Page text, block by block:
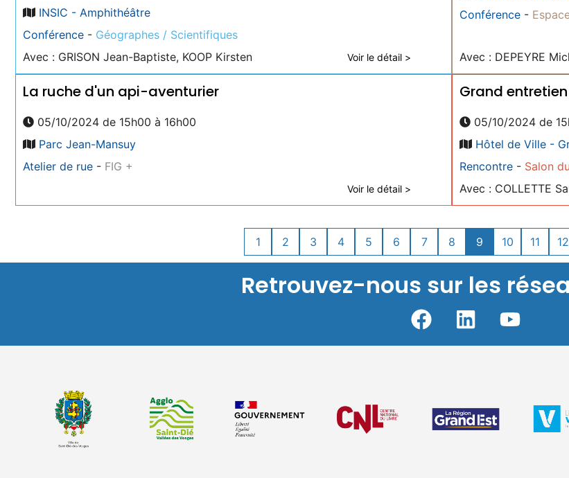
INSIC - Amphithéâtre
Conférence - Géographes / Scientifiques
Avec : GRISON Jean-Baptiste, KOOP Kirsten
Voir le détail >
Conférence -
Avec : DEPEYRE
La ruche d'un api-aventurier
05/10/2024 de 15h00 à 16h00
Parc Jean-Mansuy
Atelier de rue - FIG +
Voir le détail >
Grand
05/10/2024 de
Hôtel de Ville -
Rencontre - Salon
Avec : COLLETTE
1 2 3 4 5 6 7 8 9 10 11 12
Retrouvez-nous sur les